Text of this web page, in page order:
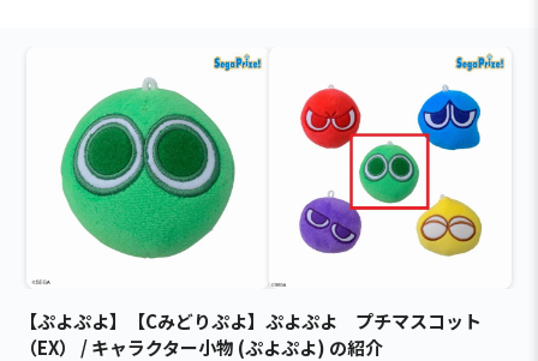
【ぷよぷよ】【Cみどりぷよ】ぷよぷよ プチマスコット
（EX） / キャラクター小物 (ぷよぷよ) の紹介